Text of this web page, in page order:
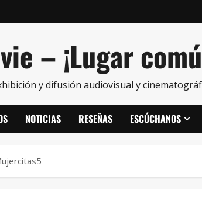
– ¡Lugar
y difusión audiovisual y
NOTICIAS RESEÑAS ESCÚCHANOS